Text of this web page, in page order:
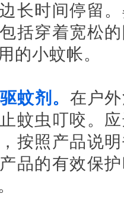
长时间停留
括穿着宽松
的小蚊帐。
蚊剂。 在户
蚊虫叮咬。
按照产品说
品的有效保